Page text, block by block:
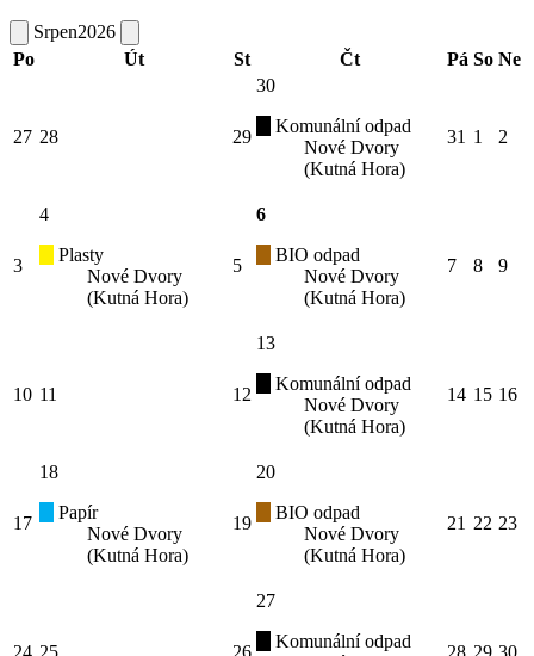
Srpen2026
Po
Út St Čt Pá So Ne
27 28 29
30
Komunální odpad
Nové Dvory
(Kutná Hora)
31 1 2
3
4
Plasty
Nové Dvory
(Kutná Hora)
5
6
BIO odpad
Nové Dvory
(Kutná Hora)
7 8 9
10 11 12
13
Komunální odpad
Nové Dvory
(Kutná Hora)
14 15 16
17
18
Papír
Nové Dvory
(Kutná Hora)
19
20
BIO odpad
Nové Dvory
(Kutná Hora)
21 22 23
24 25 26
27
Komunální odpad
28 29 30